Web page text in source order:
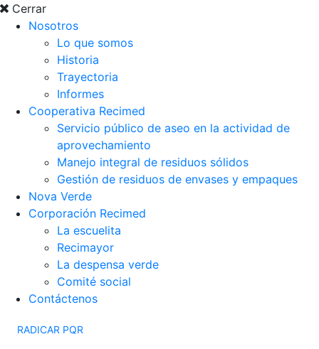
Cerrar
Nosotros
Lo que somos
Historia
Trayectoria
Informes
Cooperativa Recimed
Servicio público de aseo en la actividad de
aprovechamiento
Manejo integral de residuos sólidos
Gestión de residuos de envases y empaques
Nova Verde
Corporación Recimed
La escuelita
Recimayor
La despensa verde
Comité social
Contáctenos
RADICAR PQR